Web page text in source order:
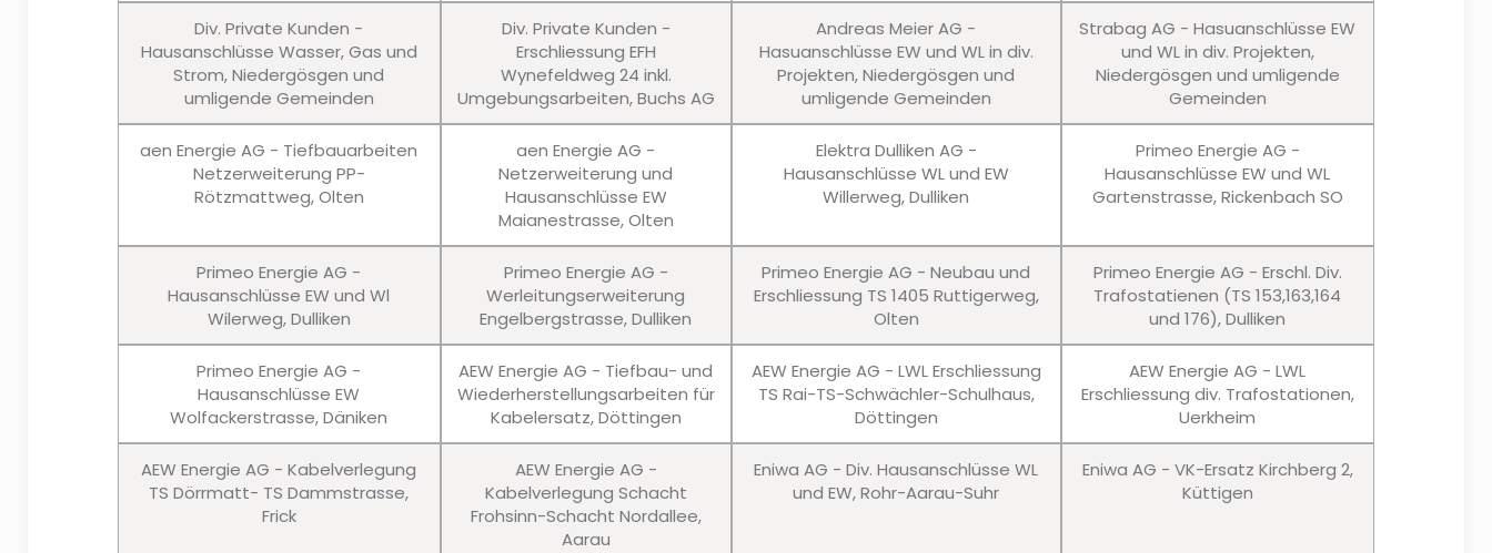
Div. Private Kunden -
Hausanschlüsse Wasser, Gas und
Strom, Niedergösgen und
umligende Gemeinden
Div. Private Kunden -
Erschliessung EFH
Wynefeldweg 24 inkl.
Umgebungsarbeiten, Buchs AG
Andreas Meier AG -
Hasuanschlüsse EW und WL in div.
Projekten, Niedergösgen und
umligende Gemeinden
Strabag AG - Hasuanschlüsse EW
und WL in div. Projekten,
Niedergösgen und umligende
Gemeinden
aen Energie AG - Tiefbauarbeiten
Netzerweiterung PP-
Rötzmattweg, Olten
aen Energie AG -
Netzerweiterung und
Hausanschlüsse EW
Maianestrasse, Olten
Elektra Dulliken AG -
Hausanschlüsse WL und EW
Willerweg, Dulliken
Primeo Energie AG -
Hausanschlüsse EW und WL
Gartenstrasse, Rickenbach SO
Primeo Energie AG -
Hausanschlüsse EW und Wl
Wilerweg, Dulliken
Primeo Energie AG -
Werleitungserweiterung
Engelbergstrasse, Dulliken
Primeo Energie AG - Neubau und
Erschliessung TS 1405 Ruttigerweg,
Olten
Primeo Energie AG - Erschl. Div.
Trafostatienen (TS 153,163,164
und 176), Dulliken
Primeo Energie AG -
Hausanschlüsse EW
Wolfackerstrasse, Däniken
AEW Energie AG - Tiefbau- und
Wiederherstellungsarbeiten für
Kabelersatz, Döttingen
AEW Energie AG - LWL Erschliessung
TS Rai-TS-Schwächler-Schulhaus,
Döttingen
AEW Energie AG - LWL
Erschliessung div. Trafostationen,
Uerkheim
AEW Energie AG - Kabelverlegung
TS Dörrmatt- TS Dammstrasse,
Frick
AEW Energie AG -
Kabelverlegung Schacht
Frohsinn-Schacht Nordallee,
Aarau
Eniwa AG - Div. Hausanschlüsse WL
und EW, Rohr-Aarau-Suhr
Eniwa AG - VK-Ersatz Kirchberg 2,
Küttigen